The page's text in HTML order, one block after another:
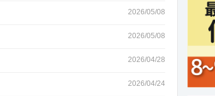
2026/05/08
2026/05/08
2026/04/28
2026/04/24